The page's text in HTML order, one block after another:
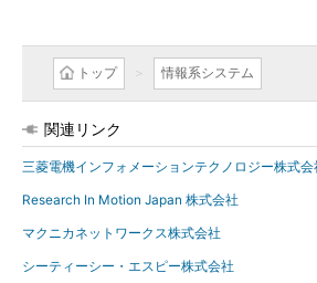
トップ 情報系システム
関連リンク
三菱電機インフォメーションテクノロジー株式会
Research In Motion Japan 株式会社
マクニカネットワークス株式会社
シーティーシー・エスピー株式会社